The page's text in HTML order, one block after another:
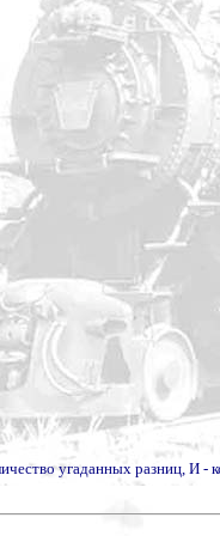
угаданных разниц, И -